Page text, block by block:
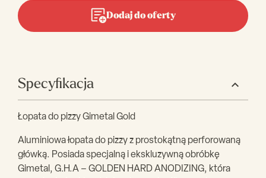
Dodaj do oferty
Specyfikacja
Łopata do pizzy Gimetal Gold
Aluminiowa łopata do pizzy z prostokątną perforowaną
główką. Posiada specjalną i ekskluzywną obróbkę
Gimetal, G.H.A – GOLDEN HARD ANODIZING, która